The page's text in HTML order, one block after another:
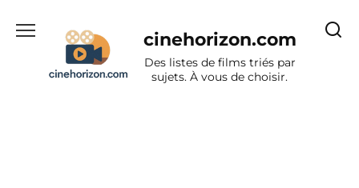
cinehorizon.com
Des listes de films triés par
sujets. À vous de choisir.